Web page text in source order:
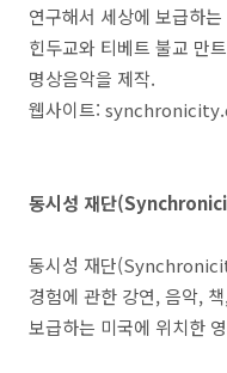
연구해서 세상에 보급하
힌두교와 티베트 불교 만
명상음악을 제작.
웹사이트:
동시성 재단
동시성 재단
경험에 관한 강연, 음악,
보급하는 미국에 위치한